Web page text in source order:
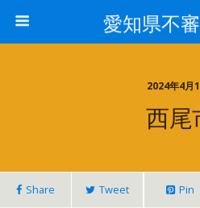
愛知県不
2024年4月
西尾
Share Tweet Pin